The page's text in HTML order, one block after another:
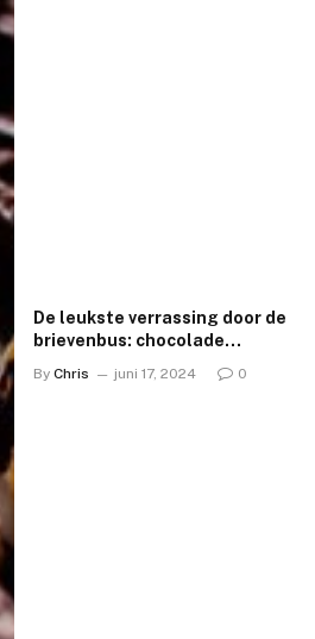
De leukste verrassing door de
brievenbus: chocolade
By Chris juni 17, 2024 0